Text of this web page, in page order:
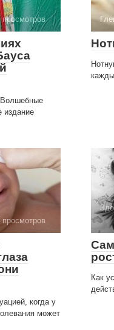
издание
просмотров
когда у
может
Как